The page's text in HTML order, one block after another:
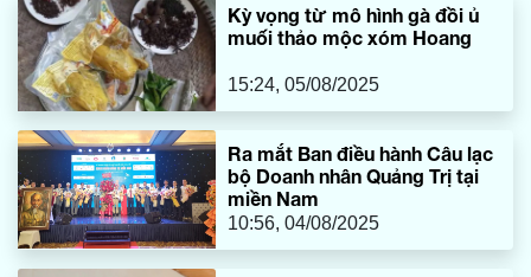
Kỳ vọng từ mô hình gà đồi ủ
muối thảo mộc xóm Hoang
15:24, 05/08/2025
Ra mắt Ban điều hành Câu lạc
bộ Doanh nhân Quảng Trị tại
miền Nam
10:56, 04/08/2025